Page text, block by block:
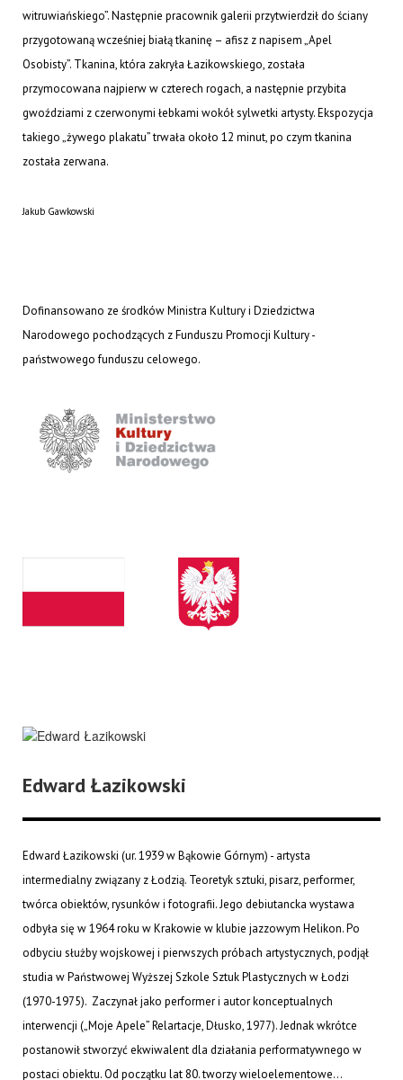
witruwiańskiego”. Następnie pracownik galerii przytwierdził do ściany
przygotowaną wcześniej białą tkaninę – afisz z napisem „Apel
Osobisty”. Tkanina, która zakryła Łazikowskiego, została
przymocowana najpierw w czterech rogach, a następnie przybita
gwoździami z czerwonymi łebkami wokół sylwetki artysty. Ekspozycja
takiego „żywego plakatu” trwała około 12 minut, po czym tkanina
została zerwana.
Jakub Gawkowski
Dofinansowano ze środków Ministra Kultury i Dziedzictwa
Narodowego pochodzących z Funduszu Promocji Kultury -
państwowego funduszu celowego.
Edward Łazikowski
Edward Łazikowski (ur. 1939 w Bąkowie Górnym) - artysta
intermedialny związany z Łodzią. Teoretyk sztuki, pisarz, performer,
twórca obiektów, rysunków i fotografii. Jego debiutancka wystawa
odbyła się w 1964 roku w Krakowie w klubie jazzowym Helikon. Po
odbyciu służby wojskowej i pierwszych próbach artystycznych, podjął
studia w Państwowej Wyższej Szkole Sztuk Plastycznych w Łodzi
(1970-1975). Zaczynał jako performer i autor konceptualnych
interwencji („Moje Apele” Relartacje, Dłusko, 1977). Jednak wkrótce
postanowił stworzyć ekwiwalent dla działania performatywnego w
postaci obiektu. Od początku lat 80. tworzy wieloelementowe...